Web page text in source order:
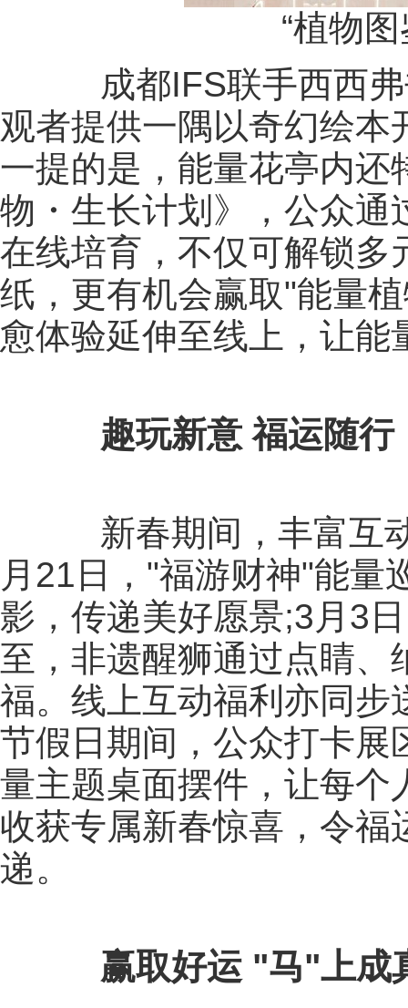
“植物图
成都IFS联手西西弗
观者提供一隅以奇幻绘本
一提的是，能量花亭内还
物・生长计划》，公众通
在线培育，不仅可解锁多
纸，更有机会赢取"能量
愈体验延伸至线上，让能
趣玩新意 福运随行
新春期间，丰富互动
月21日，"福游财神"能量
影，传递美好愿景;3月3
至，非遗醒狮通过点睛、
福。线上互动福利亦同步
节假日期间，公众打卡展
量主题桌面摆件，让每个
收获专属新春惊喜，令福
递。
赢取好运 "马"上成